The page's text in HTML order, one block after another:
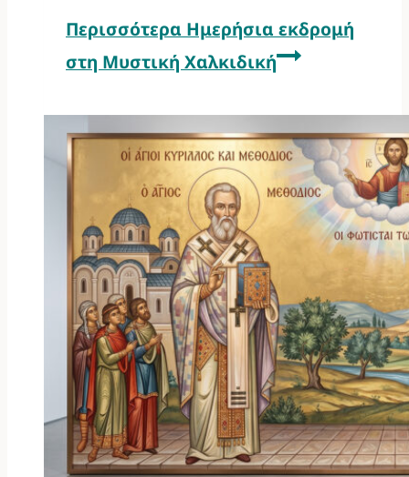
Περισσότερα Ημερήσια εκδρομή
στη Μυστική Χαλκιδική